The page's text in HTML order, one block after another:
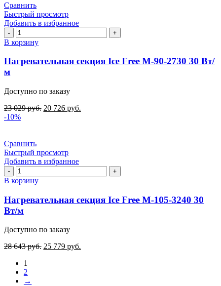
Сравнить
Быстрый просмотр
Добавить в избранное
Количество
товара
Нагревательная
секция
Ice
2730
Вт/
м
В корзину
Нагревательная секция Ice Free М-90-2730 30 Вт/
м
Доступно по заказу
23 029руб. 20 726 руб.
-10%
Сравнить
Быстрый просмотр
Добавить в избранное
Количество
товара
Нагревательная
Ice
Free
3240
Вт/
В корзину
Нагревательная секция Ice Free М-105-3240 30
Вт/м
Доступно по заказу
28 643руб. 25 779 руб.
1
2
→